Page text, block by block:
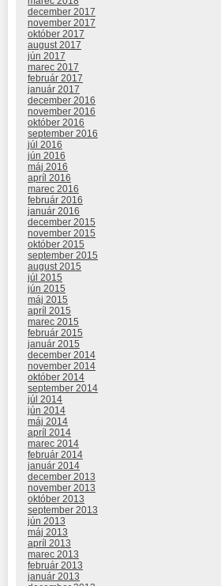
december 2017
november 2017
október 2017
august 2017
jún 2017
marec 2017
február 2017
január 2017
december 2016
november 2016
október 2016
september 2016
júl 2016
jún 2016
máj 2016
apríl 2016
marec 2016
február 2016
január 2016
december 2015
november 2015
október 2015
september 2015
august 2015
júl 2015
jún 2015
máj 2015
apríl 2015
marec 2015
február 2015
január 2015
december 2014
november 2014
október 2014
september 2014
júl 2014
jún 2014
máj 2014
apríl 2014
marec 2014
február 2014
január 2014
december 2013
november 2013
október 2013
september 2013
jún 2013
máj 2013
apríl 2013
marec 2013
február 2013
január 2013